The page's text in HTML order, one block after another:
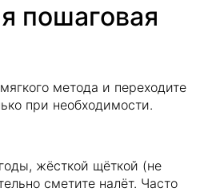
пошаговая
метода и переходите
при необходимости.
жёсткой щёткой (не
сметите налёт. Часто